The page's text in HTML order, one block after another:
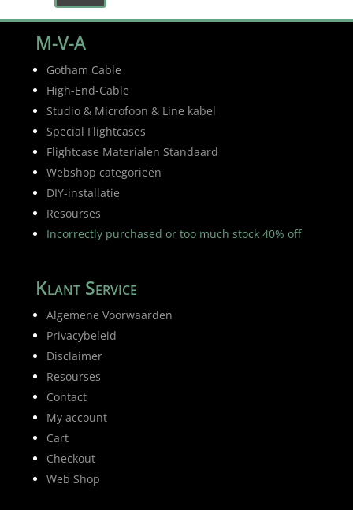
M-V-A
Gotham Cable
High-End-Cable
Studio & Microfoon & Line kabel
Special Flightcases
Flightcase Materialen Standaard
Webshop categorieën
DIY-installatie
Resourses
Incorrectly purchased or too much stock 40% off
Klant Service
Algemene Voorwaarden
Privacybeleid
Disclaimer
Resourses
Contact
My account
Cart
Checkout
Web Shop